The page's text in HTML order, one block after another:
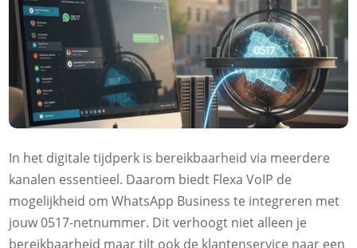
In het digitale tijdperk is bereikbaarheid via meerdere
kanalen essentieel. Daarom biedt Flexa VoIP de
mogelijkheid om WhatsApp Business te integreren met
jouw 0517-netnummer. Dit verhoogt niet alleen je
bereikbaarheid maar tilt ook de klantenservice naar een